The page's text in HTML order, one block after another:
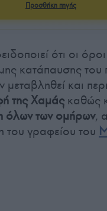
Προσθήκη πηγής
ότι οι
κατάπαυσης του
μεταβληθεί και
της Χαμάςκαθώς
όλων των ομήρων,
του γραφείου του